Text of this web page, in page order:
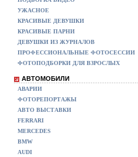
УЖАСНОЕ
КРАСИВЫЕ ДЕВУШКИ
КРАСИВЫЕ ПАРНИ
ДЕВУШКИ ИЗ ЖУРНАЛОВ
ПРОФЕССИОНАЛЬНЫЕ ФОТОСЕССИИ
ФОТОПОДБОРКИ ДЛЯ ВЗРОСЛЫХ
АВТОМОБИЛИ
АВАРИИ
ФОТОРЕПОРТАЖЫ
АВТО ВЫСТАВКИ
FERRARI
MERCEDES
BMW
AUDI